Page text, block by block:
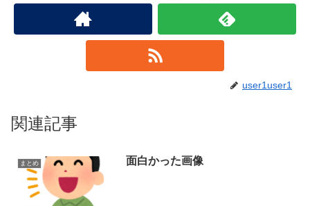
user1user1
関連記事
まとめ 面白かった画像